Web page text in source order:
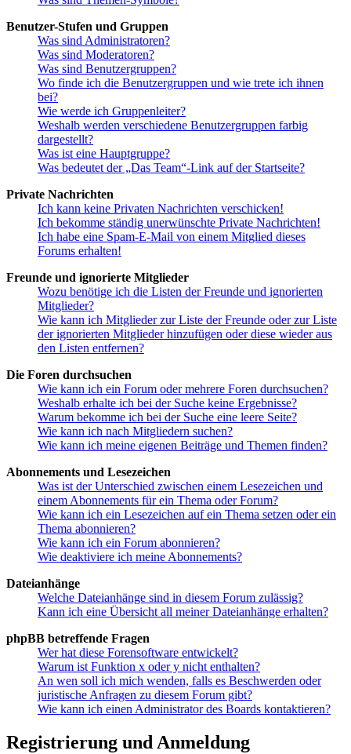
Benutzer-Stufen und Gruppen
Was sind Administratoren?
Was sind Moderatoren?
Was sind Benutzergruppen?
Wo finde ich die Benutzergruppen und wie trete ich ihnen
bei?
Wie werde ich Gruppenleiter?
Weshalb werden verschiedene Benutzergruppen farbig
dargestellt?
Was ist eine Hauptgruppe?
Was bedeutet der „Das Team“-Link auf der Startseite?
Private Nachrichten
Ich kann keine Privaten Nachrichten verschicken!
Ich bekomme ständig unerwünschte Private Nachrichten!
Ich habe eine Spam-E-Mail von einem Mitglied dieses
Forums erhalten!
Freunde und ignorierte Mitglieder
Wozu benötige ich die Listen der Freunde und ignorierten
Mitglieder?
Wie kann ich Mitglieder zur Liste der Freunde oder zur Liste
der ignorierten Mitglieder hinzufügen oder diese wieder aus
den Listen entfernen?
Die Foren durchsuchen
Wie kann ich ein Forum oder mehrere Foren durchsuchen?
Weshalb erhalte ich bei der Suche keine Ergebnisse?
Warum bekomme ich bei der Suche eine leere Seite?
Wie kann ich nach Mitgliedern suchen?
Wie kann ich meine eigenen Beiträge und Themen finden?
Abonnements und Lesezeichen
Was ist der Unterschied zwischen einem Lesezeichen und
einem Abonnements für ein Thema oder Forum?
Wie kann ich ein Lesezeichen auf ein Thema setzen oder ein
Thema abonnieren?
Wie kann ich ein Forum abonnieren?
Wie deaktiviere ich meine Abonnements?
Dateianhänge
Welche Dateianhänge sind in diesem Forum zulässig?
Kann ich eine Übersicht all meiner Dateianhänge erhalten?
phpBB betreffende Fragen
Wer hat diese Forensoftware entwickelt?
Warum ist Funktion x oder y nicht enthalten?
An wen soll ich mich wenden, falls es Beschwerden oder
juristische Anfragen zu diesem Forum gibt?
Wie kann ich einen Administrator des Boards kontaktieren?
Registrierung und Anmeldung